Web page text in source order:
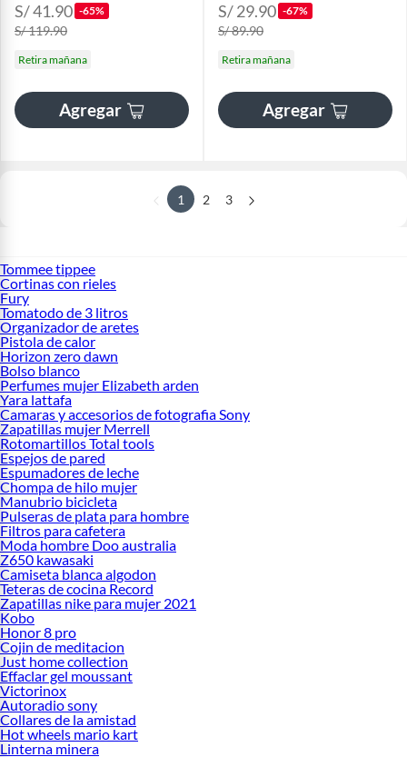
S/ 41.90 -65%
S/ 119.90
Retira mañana
Agregar
S/ 29.90 -67%
S/ 89.90
Retira mañana
Agregar
1 2 3
Tommee tippee
Cortinas con rieles
Fury
Tomatodo de 3 litros
Organizador de aretes
Pistola de calor
Horizon zero dawn
Bolso blanco
Perfumes mujer Elizabeth arden
Yara lattafa
Camaras y accesorios de fotografia Sony
Zapatillas mujer Merrell
Rotomartillos Total tools
Espejos de pared
Espumadores de leche
Chompa de hilo mujer
Manubrio bicicleta
Pulseras de plata para hombre
Filtros para cafetera
Moda hombre Doo australia
Z650 kawasaki
Camiseta blanca algodon
Teteras de cocina Record
Zapatillas nike para mujer 2021
Kobo
Honor 8 pro
Cojin de meditacion
Just home collection
Effaclar gel moussant
Victorinox
Autoradio sony
Collares de la amistad
Hot wheels mario kart
Linterna minera